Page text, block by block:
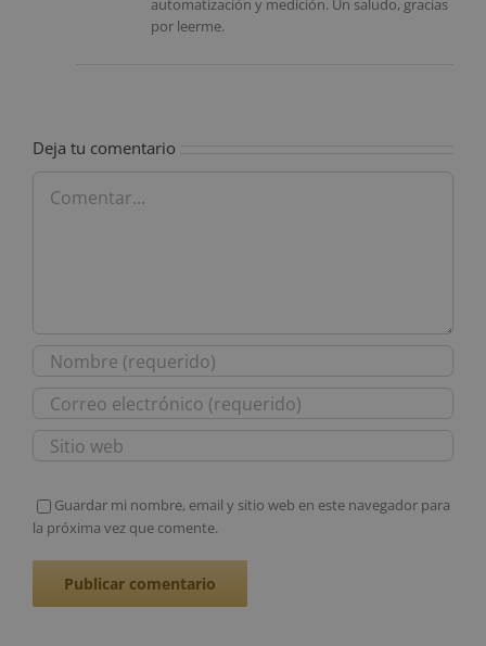
automatización y medición. Un saludo, gracias
por leerme.
Deja tu comentario
Guardar mi nombre, email y sitio web en este navegador para
la próxima vez que comente.